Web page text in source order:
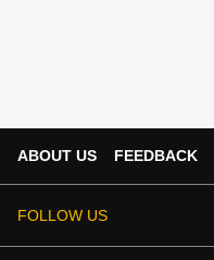
ABOUT US FEEDBACK
FOLLOW US